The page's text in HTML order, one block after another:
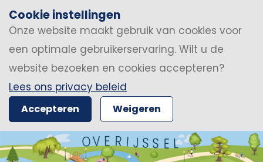
Cookie instellingen
Onze website maakt gebruik van cookies voor
een optimale gebruikerservaring. Wilt u de
website bezoeken en cookies accepteren?
Lees ons privacy beleid
Accepteren Weigeren